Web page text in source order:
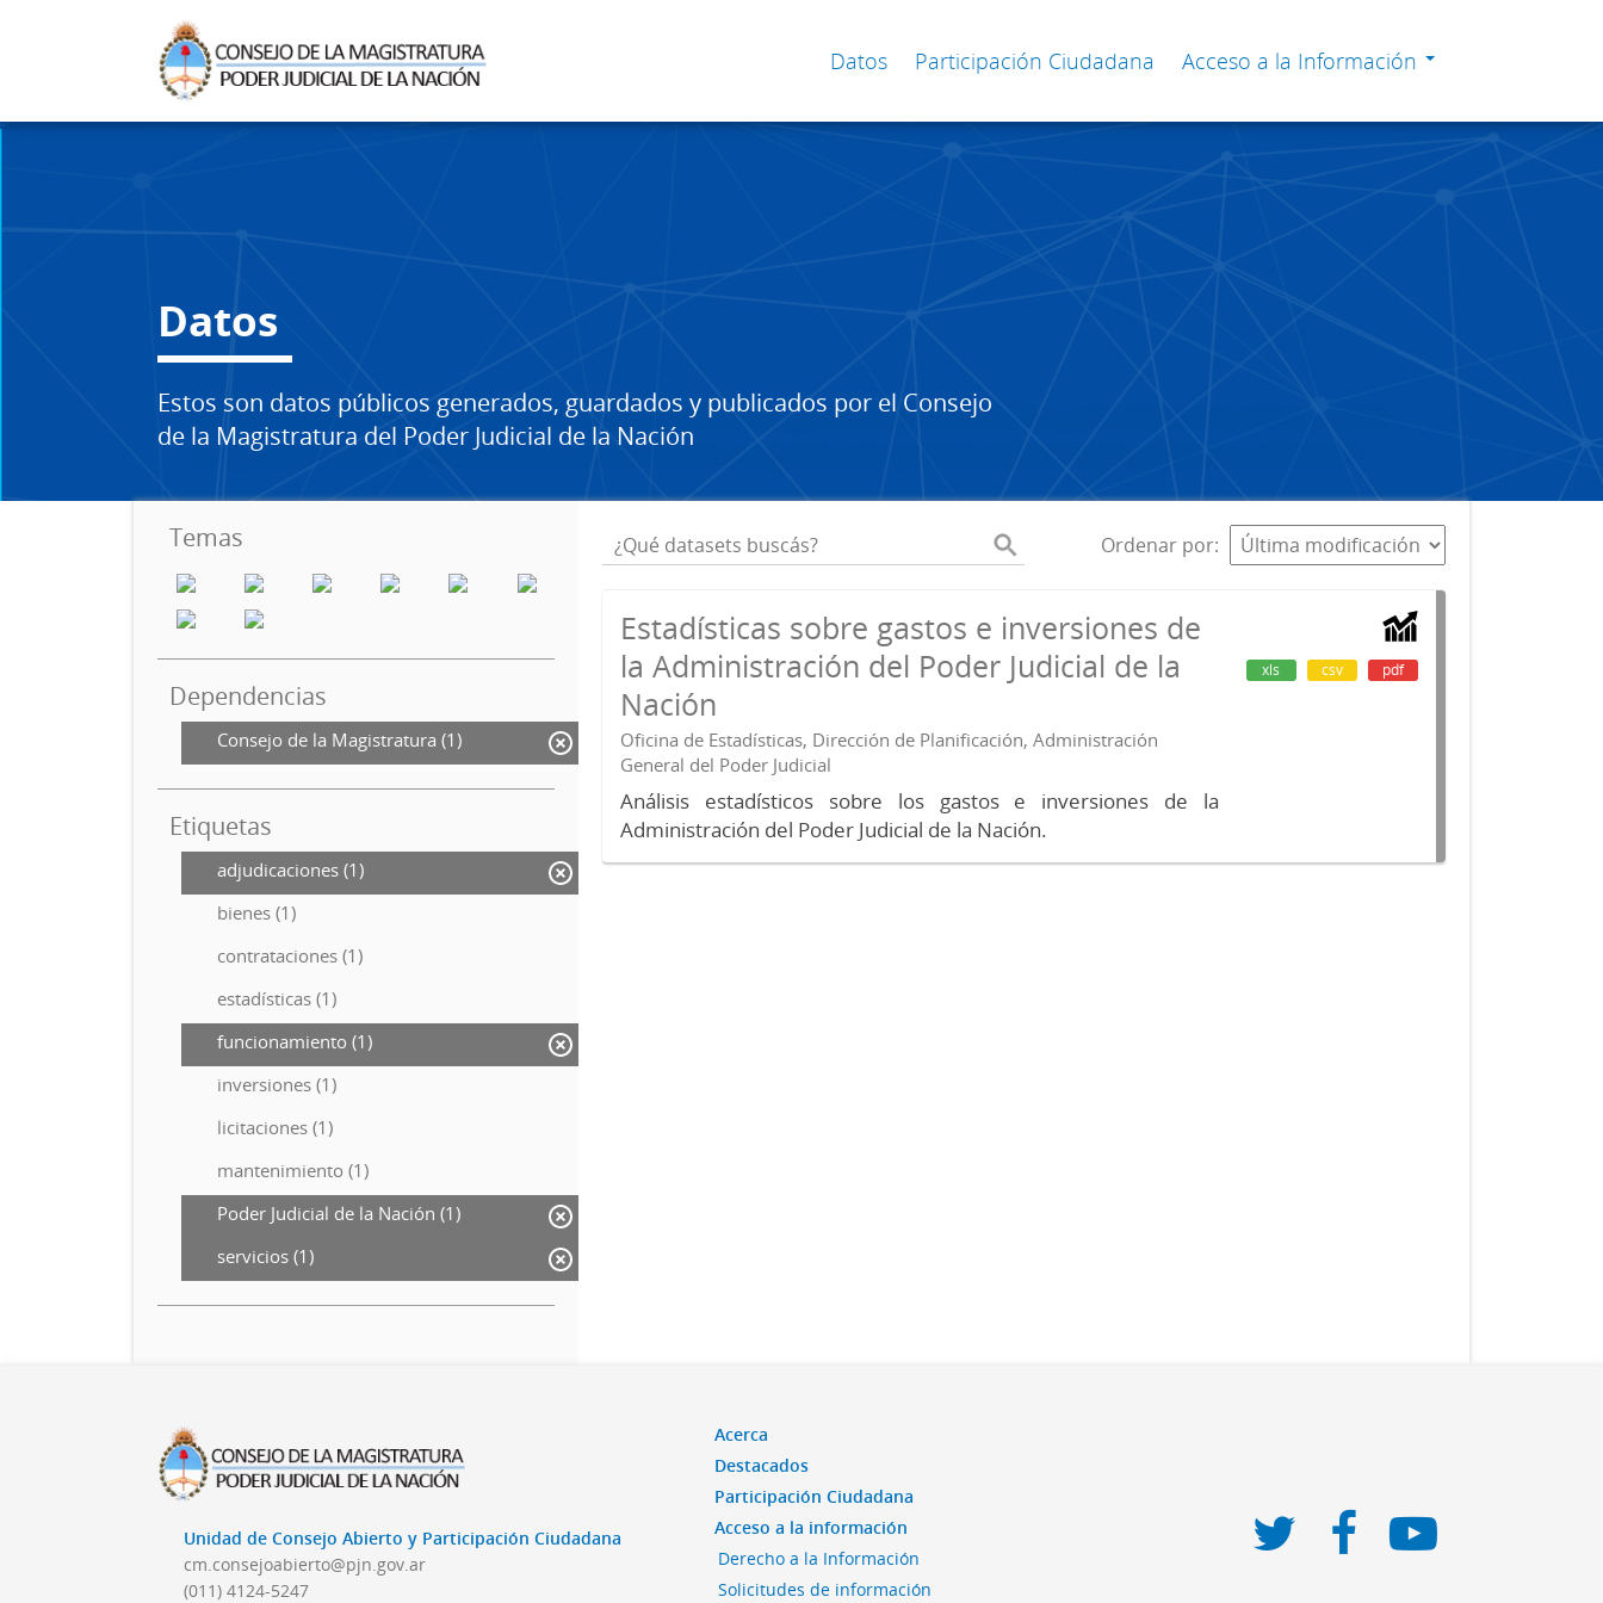
Datos Participación Ciudadana Acceso a la Información
Datos
Estos son datos públicos generados, guardados y publicados por el Consejo
de la Magistratura del Poder Judicial de la Nación
Temas
Dependencias
Consejo de la Magistratura (1)
Etiquetas
adjudicaciones (1)
bienes (1)
contrataciones (1)
estadísticas (1)
funcionamiento (1)
inversiones (1)
licitaciones (1)
mantenimiento (1)
Poder Judicial de la Nación (1)
servicios (1)
Ordenar por
Estadísticas sobre gastos e inversiones de
la Administración del Poder Judicial de la
Nación
Oficina de Estadísticas, Dirección de Planificación, Administración
General del Poder Judicial
Análisis estadísticos sobre los gastos e inversiones de la
Administración del Poder Judicial de la Nación.
xls csv pdf
Unidad de Consejo Abierto y Participación Ciudadana
cm.consejoabierto@pjn.gov.ar
(011) 4124-5247
Acerca
Destacados
Participación Ciudadana
Acceso a la información
Derecho a la Información
Solicitudes de información